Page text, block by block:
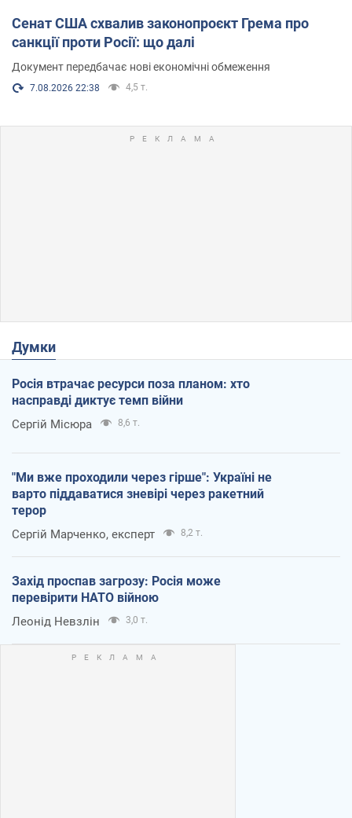
Сенат США схвалив законопроєкт Грема про
санкції проти Росії: що далі
Документ передбачає нові економічні обмеження
7.08.2026 22:38 4,5 т.
Думки
Росія втрачає ресурси поза планом: хто
насправді диктує темп війни
Сергій Місюра 8,6 т.
"Ми вже проходили через гірше": Україні не
варто піддаватися зневірі через ракетний
терор
Сергій Марченко, експерт 8,2 т.
Захід проспав загрозу: Росія може
перевірити НАТО війною
Леонід Невзлін 3,0 т.